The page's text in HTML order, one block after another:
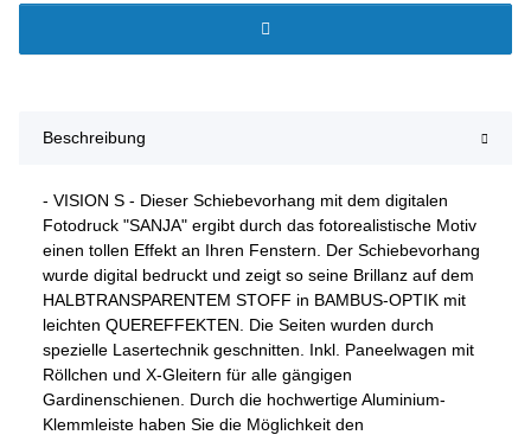
Beschreibung
- VISION S - Dieser Schiebevorhang mit dem digitalen
Fotodruck "SANJA" ergibt durch das fotorealistische Motiv
einen tollen Effekt an Ihren Fenstern. Der Schiebevorhang
wurde digital bedruckt und zeigt so seine Brillanz auf dem
HALBTRANSPARENTEM STOFF in BAMBUS-OPTIK mit
leichten QUEREFFEKTEN. Die Seiten wurden durch
spezielle Lasertechnik geschnitten. Inkl. Paneelwagen mit
Röllchen und X-Gleitern für alle gängigen
Gardinenschienen. Durch die hochwertige Aluminium-
Klemmleiste haben Sie die Möglichkeit den